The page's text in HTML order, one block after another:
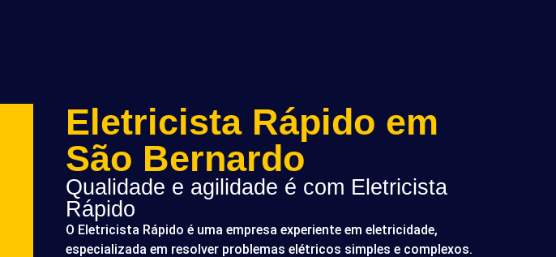
Eletricista Rápido em
São Bernardo
Qualidade e agilidade é com Eletricista
Rápido
O Eletricista Rápido é uma empresa experiente em eletricidade,
especializada em resolver problemas elétricos simples e complexos.